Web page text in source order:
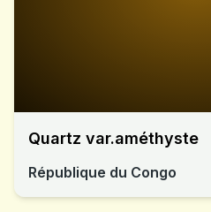
Quartz var.améthyste
République du Congo